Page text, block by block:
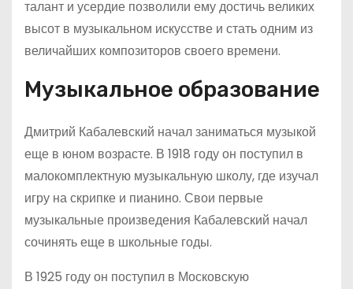
талант и усердие позволили ему достичь великих
высот в музыкальном искусстве и стать одним из
величайших композиторов своего времени.
Музыкальное образование
Дмитрий Кабалевский начал заниматься музыкой
еще в юном возрасте. В 1918 году он поступил в
малокомплектную музыкальную школу, где изучал
игру на скрипке и пианино. Свои первые
музыкальные произведения Кабалевский начал
сочинять еще в школьные годы.
В 1925 году он поступил в Московскую